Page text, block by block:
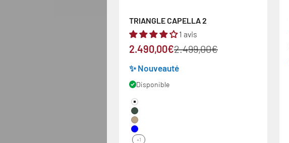
TRIANGLE CAPELLA 2
1 avis
Prix de vente
2.490,00€Prix normal
2.499,00€
✨ Nouveauté
Disponible
Couleur
Blanc Sidéral
Vert
Chêne
Bleu
+1